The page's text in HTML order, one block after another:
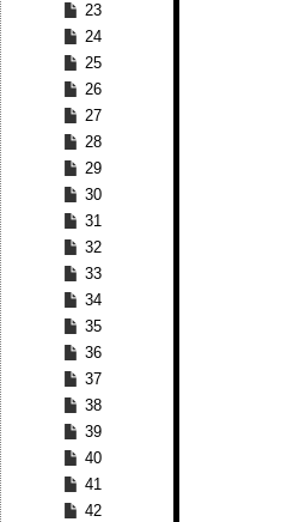
23
24
25
26
27
28
29
30
31
32
33
34
35
36
37
38
39
40
41
42